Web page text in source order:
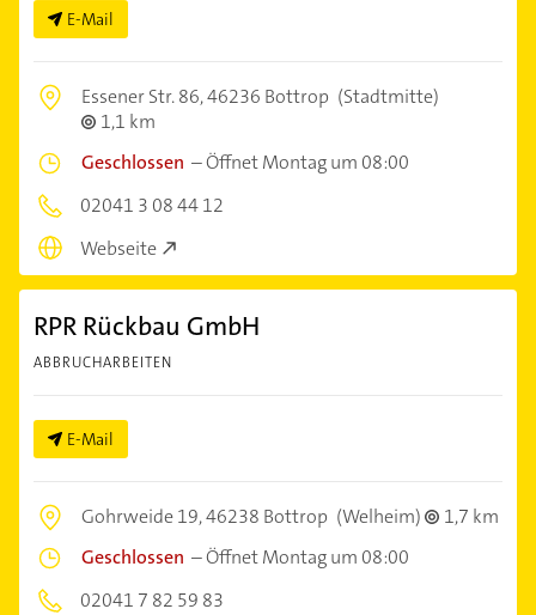
E-Mail
Essener Str. 86,46236 Bottrop (Stadtmitte)
1,1 km
Geschlossen –Öffnet Montag um 08:00
02041 3 08 44 12
Webseite
RPR Rückbau GmbH
ABBRUCHARBEITEN
E-Mail
Gohrweide 19,46238 Bottrop (Welheim)
1,7 km
Geschlossen –Öffnet Montag um 08:00
02041 7 82 59 83